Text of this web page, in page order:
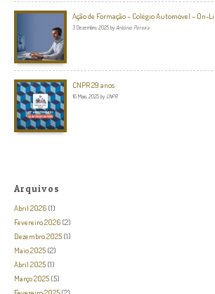
Ação de Formação – Colégio Automóvel – On-
3 Dezembro, 2025 by António Pereira
CNPR 29 anos
16 Maio, 2025 by CNPR
Arquivos
Abril 2026 (1)
Fevereiro 2026 (2)
Dezembro 2025 (1)
Maio 2025 (2)
Abril 2025 (1)
Março 2025 (5)